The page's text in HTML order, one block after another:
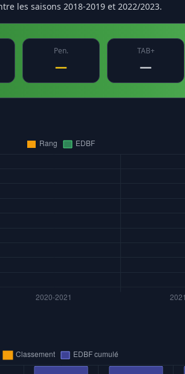
les saisons 2018-2019 et 2022/2023.
Pen.
—
TAB+
—